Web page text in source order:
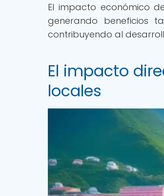
El impacto económico
generando beneficios
contribuyendo al
El impacto
locales